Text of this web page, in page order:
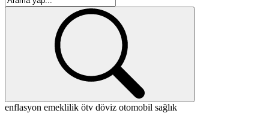
enflasyon emeklilik ötv döviz otomobil sağlık